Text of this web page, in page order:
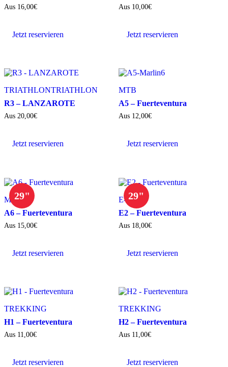
Aus 16,00€
Jetzt reservieren
Aus 10,00€
Jetzt reservieren
TRIATHLONTRIATHLON
R3 – LANZAROTE
Aus 20,00€
Jetzt reservieren
MTB
A5 – Fuerteventura
Aus 12,00€
Jetzt reservieren
29"
MTB
A6 – Fuerteventura
Aus 15,00€
Jetzt reservieren
29"
E-MTB
E2 – Fuerteventura
Aus 18,00€
Jetzt reservieren
TREKKING
H1 – Fuerteventura
Aus 11,00€
Jetzt reservieren
TREKKING
H2 – Fuerteventura
Aus 11,00€
Jetzt reservieren